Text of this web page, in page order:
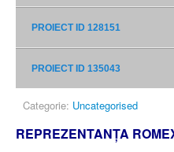
PROIECT ID 128151
PROIECT ID 135043
Categorie: Uncategorised
REPREZENTANŢA